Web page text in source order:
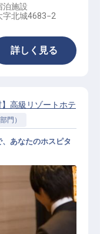
泊施設
字北城4683−2
詳しく見る
門）
】高級リゾートホテ
あなたのホスピタ